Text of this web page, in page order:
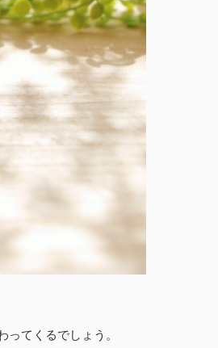
てくるでしょう。